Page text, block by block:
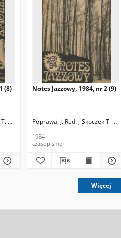
(8)
Red.
Notes Jazzowy, 1984, nr 2 (9)
Poprawa, J. Red. ; Skoczek T. Red.
1984
czasopismo
Więcej